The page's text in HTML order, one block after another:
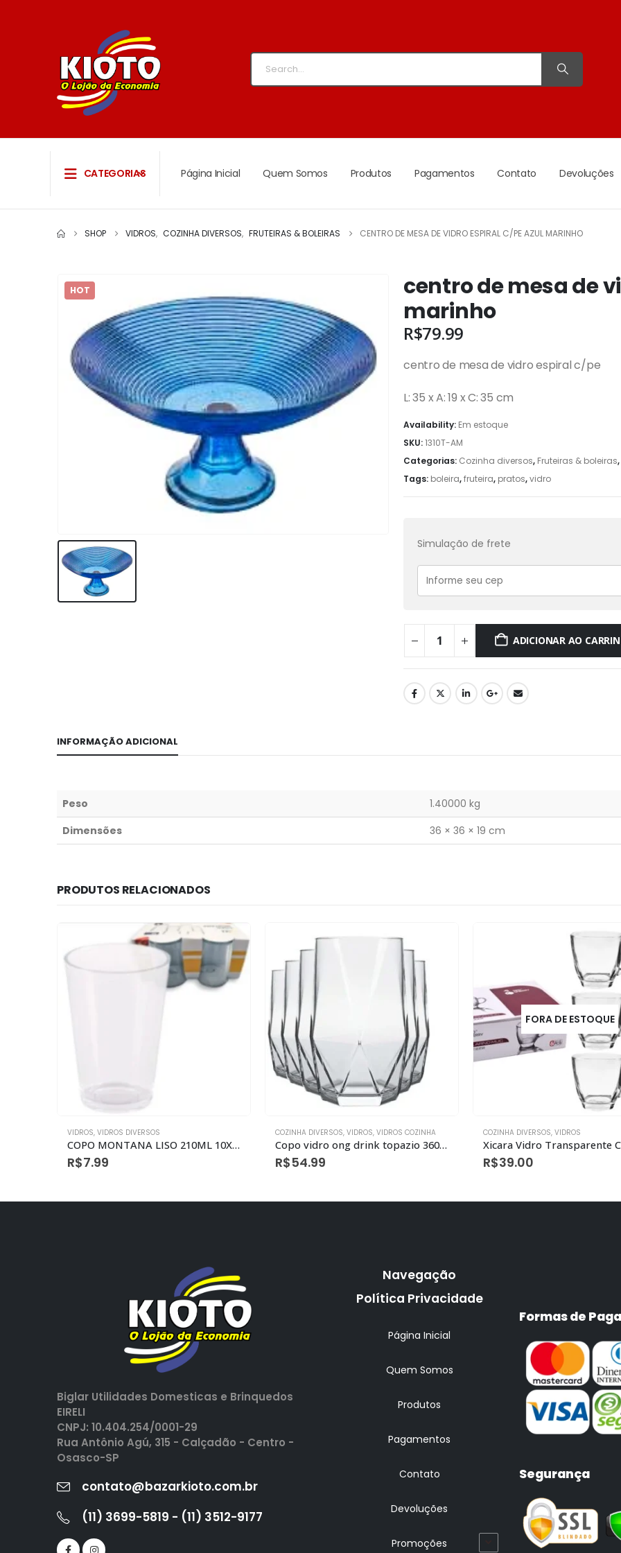
CATEGORIAS Página Inicial Quem Somos Produtos Pagamentos Contato Devoluções
SHOP VIDROS, COZINHA DIVERSOS, FRUTEIRAS & BOLEIRAS CENTRO DE MESA DE VIDRO ESPIRAL C/PE AZUL MARINHO
HOT
centro de mesa de
marinho
R$79.99
centro de mesa de vidro espiral c/pe
L: 35 x A: 19 x C: 35 cm
Availability: Em estoque
SKU:1310T-AM
Categorias: Cozinha diversos, Fruteiras & boleiras,
Tags: boleira,fruteira, pratos,vidro
Simulação de frete
ADICIONAR AO
INFORMAÇÃO ADICIONAL
Peso
1.40000 kg
Dimensões
36 × 36 × 19 cm
PRODUTOS RELACIONADOS
COZINHA DIVERSOS,VIDROS
Copo vidro ong drink topazio 360 ml com 6
R$54.99
FORA DE ESTOQUE
COZINHA DIVERSOS, VIDROS
Xicara Vidro Transparente C06 190ml Quadrada Lisa
R$39.00
COZINHA DIVERSOS, VIDROS
R$67.99
Biglar Utilidades Domesticas e Brinquedos
EIRELI
CNPJ: 10.404.254/0001-29
Rua Antônio Agú, 315 - Calçadão - Centro -
Osasco-SP
contato@bazarkioto.com.br
(11) 3699-5819 - (11) 3512-9177
Navegação
Política Privacidade
Página Inicial
Quem Somos
Produtos
Pagamentos
Contato
Devoluções
Promoções
Formas de
Segurança